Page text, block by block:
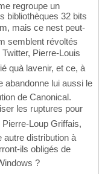
regroupe un
bibliothèques 32 bits
mais ce nest peut-
semblent révoltés
Pierre-Louis
lavenir, et ce, à
abandonne lui aussi le
de Canonical.
les ruptures pour
Pierre-Loup Griffais,
autre distribution à
ils obligés de
?